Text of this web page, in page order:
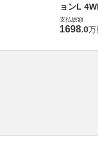
ョンL
支払総額
1698.0万